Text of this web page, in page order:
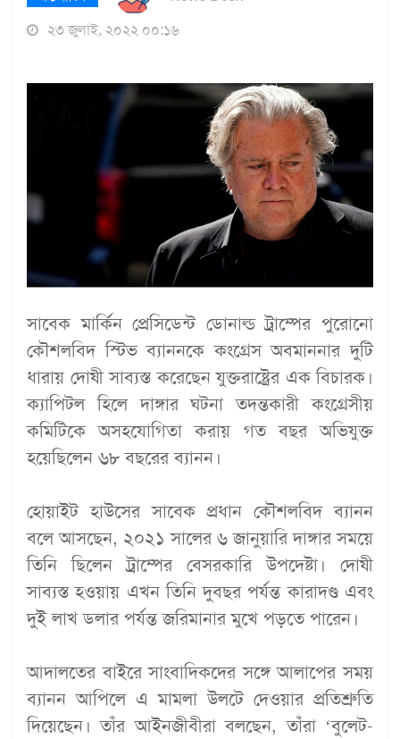
২৩ জুলাই, ২০২২ ০০:১৬
সাবেক মার্কিন প্রেসিডেন্ট ডোনাল্ড ট্রাম্পের পুরোনো
কৌশলবিদ স্টিভ ব্যাননকে কংগ্রেস অবমাননার দুটি
ধারায় দোষী সাব্যস্ত করেছেন যুক্তরাষ্ট্রের এক বিচারক।
ক্যাপিটল হিলে দাঙ্গার ঘটনা তদন্তকারী কংগ্রেসীয়
কমিটিকে অসহযোগিতা করায় গত বছর অভিযুক্ত
হয়েছিলেন ৬৮ বছরের ব্যানন।
হোয়াইট হাউসের সাবেক প্রধান কৌশলবিদ ব্যানন
বলে আসছেন, ২০২১ সালের ৬ জানুয়ারি দাঙ্গার সময়ে
তিনি ছিলেন ট্রাম্পের বেসরকারি উপদেষ্টা। দোষী
সাব্যস্ত হওয়ায় এখন তিনি দুবছর পর্যন্ত কারাদণ্ড এবং
দুই লাখ ডলার পর্যন্ত জরিমানার মুখে পড়তে পারেন।
আদালতের বাইরে সাংবাদিকদের সঙ্গে আলাপের সময়
ব্যানন আপিলে এ মামলা উলটে দেওয়ার প্রতিশ্রুতি
দিয়েছেন। তাঁর আইনজীবীরা বলছেন, তাঁরা ‘বুলেট-